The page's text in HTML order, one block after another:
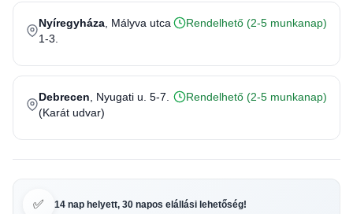
Nyíregyháza , Mályva utca
1-3.
Rendelhető (2-5 munkanap)
Debrecen , Nyugati u. 5-7.
(Karát udvar)
Rendelhető (2-5 munkanap)
✅ 14 nap helyett, 30 napos elállási lehetőség!